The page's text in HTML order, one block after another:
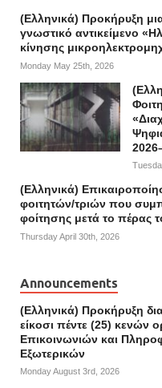
(Ελληνικά) Προκήρυξη
γνωστικό αντικείμενο
κίνησης
Monday May 25th, 2026
(Ελληνικά)
φοιτητών/τριών που
φοίτησης μετά το πέρας
Thursday April 30th, 2026
Announcements
(Ελληνικά) Προκήρυξη
είκοσι πέντε (25) κενών
Επικοινωνιών και
Εξωτερικών
Monday August 3rd, 2026